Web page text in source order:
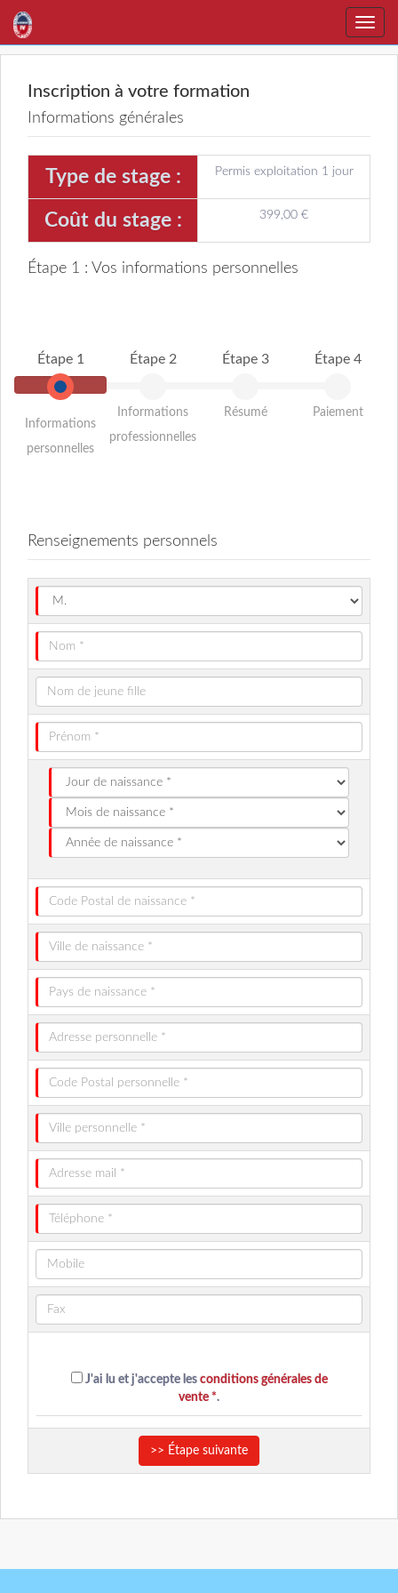
Toggle
Inscription à votre formation
Informations générales
Type de stage : Permis exploitation 1 jour
Coût du stage : 399,00 €
Étape 1 : Vos informations personnelles
Étape 1
Informations
personnelles
Étape 2
Informations
professionnelles
Étape 3
Résumé
Étape 4
Paiement
Renseignements personnels
J'ai lu et j'accepte les conditions générales de
vente *.
>> Étape suivante